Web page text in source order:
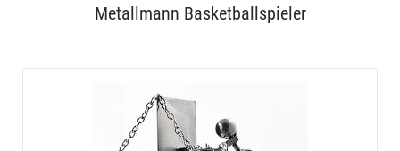
Metallmann Basketballspieler